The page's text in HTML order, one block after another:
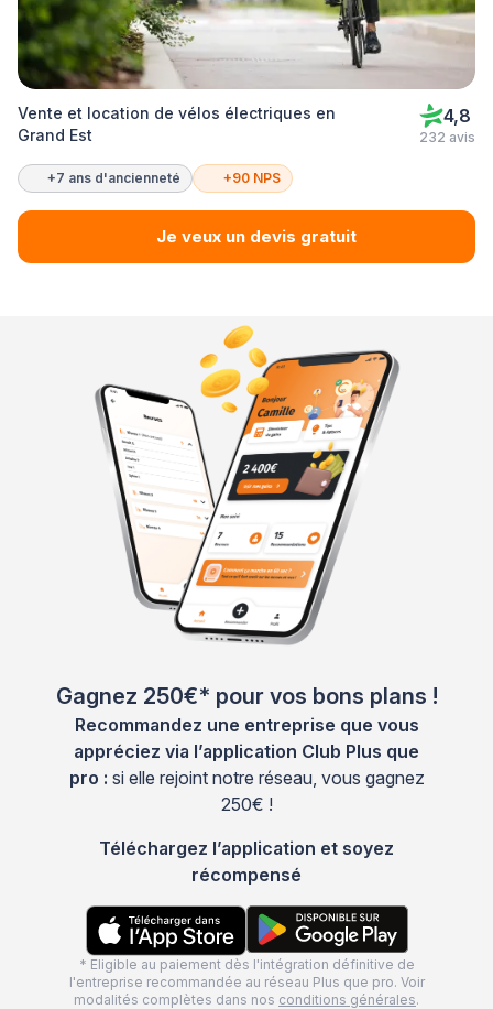
Vente et location de vélos électriques en
Grand Est
4,8
232 avis
+7 ans d'ancienneté +90 NPS
Je veux un devis gratuit
Gagnez 250€* pour vos bons plans !
Recommandez une entreprise que vous
appréciez via l’application Club Plus que
pro : si elle rejoint notre réseau, vous gagnez
250€ !
Téléchargez l’application et soyez
récompensé
* Eligible au paiement dès l'intégration définitive de
l'entreprise recommandée au réseau Plus que pro. Voir
modalités complètes dans nos conditions générales.